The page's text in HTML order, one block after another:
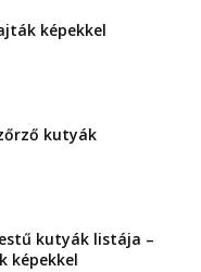
képekkel
kutyák
kutyák listája –
képekkel